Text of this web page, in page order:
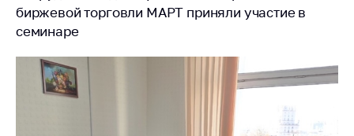
биржевой торговли МАРТ приняли участие в
семинаре